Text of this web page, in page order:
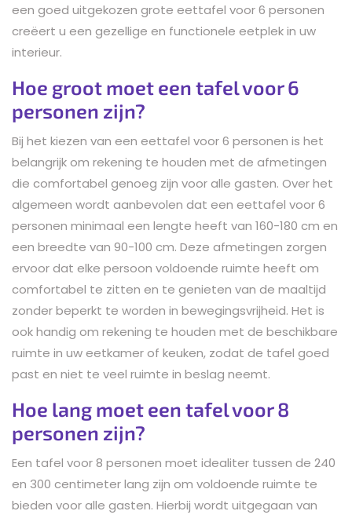
een goed uitgekozen grote eettafel voor 6 personen
creëert u een gezellige en functionele eetplek in uw
interieur.
Hoe groot moet een tafel voor 6
personen zijn?
Bij het kiezen van een eettafel voor 6 personen is het
belangrijk om rekening te houden met de afmetingen
die comfortabel genoeg zijn voor alle gasten. Over het
algemeen wordt aanbevolen dat een eettafel voor 6
personen minimaal een lengte heeft van 160-180 cm en
een breedte van 90-100 cm. Deze afmetingen zorgen
ervoor dat elke persoon voldoende ruimte heeft om
comfortabel te zitten en te genieten van de maaltijd
zonder beperkt te worden in bewegingsvrijheid. Het is
ook handig om rekening te houden met de beschikbare
ruimte in uw eetkamer of keuken, zodat de tafel goed
past en niet te veel ruimte in beslag neemt.
Hoe lang moet een tafel voor 8
personen zijn?
Een tafel voor 8 personen moet idealiter tussen de 240
en 300 centimeter lang zijn om voldoende ruimte te
bieden voor alle gasten. Hierbij wordt uitgegaan van